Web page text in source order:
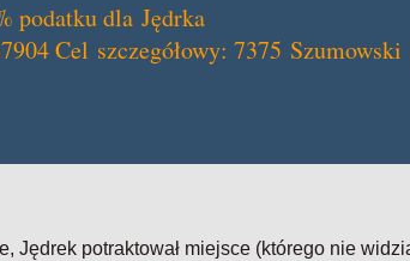
podatku dla Jędrka
Cel szczegółowy: 7375 Szumowski
Jędrek potraktował miejsce (którego nie